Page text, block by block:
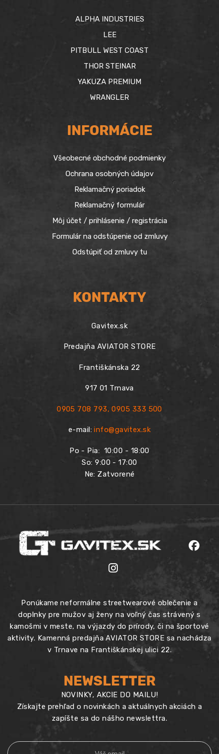
ALPHA INDUSTRIES
LEE
PITBULL WEST COAST
THOR STEINAR
YAKUZA PREMIUM
WRANGLER
INFORMÁCIE
Všeobecné obchodné podmienky
Ochrana osobných údajov
Reklamačný poriadok
Reklamačný formulár
Môj účet / prihlásenie / registrácia
Formulár na odstúpenie od zmluvy
Odstúpiť od zmluvy tu
KONTAKTY
Gavitex.sk
Predajňa AVIATOR STORE
Františkánska 22
917 01 Trnava
0905 708 793,0905 333 500
e-mail:info@gavitex.sk
Po - Pia:10:00 - 18:00
So: 9:00 - 17:00
Ne: Zatvorené
Ponúkame neformálne streetwearové oblečenie a
doplnky pre mužov aj ženy na voľný čas strávený s
kamošmi v meste, na výjazdy do prírody, či na športové
aktivity. Kamenná predajňa AVIATOR STORE sa nachádza
v Trnave na Františkánskej ulici 22.
NEWSLETTER
NOVINKY, AKCIE DO MAILU!
Získajte prehľad o novinkách a aktuálnych akciách a
zapíšte sa do nášho newslettra.